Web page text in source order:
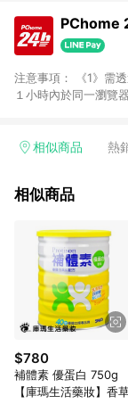
PChome
注意事項： 《1》需
１小時內於同一瀏覽
在點數回饋範圍內。
品、票券、訂閱方案
值點數、點數/禮物
[2026/6/2起適用] 《
扣 (含折價券折扣)】
運費】等金額。 《6
家訂單頁面標示「
POINTS點數資格亦
「單一商品最高回饋
限」)，以同一訂單中
當下LINE購物所設定
訊整合性平台，商品
顏色、價位、贈品
相似商品 熱
相似商品
$780
補體素 優蛋白 750g
【庫瑪生活藥妝】香